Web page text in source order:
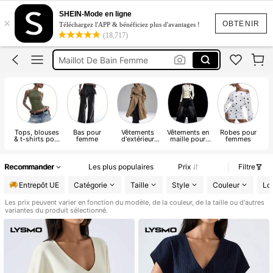
OBTENIR
×
SHEIN-Mode en ligne
Téléchargez l'APP & bénéficiez plus d'avantages !
(18,717)
Robe
Maillot De Bain
Maillot De Bain Femme
Maillot De Bain 2 Pieces
Robe
Tops, blouses
& t-shirts pour
Bas pour
femme
Vêtements
d'extérieur
Vêtements en
maille pour
Robes pour
femmes
Recommander Les plus populaires Prix
Filtre
Entrepôt UE
Catégorie Taille Style Couleur
Les prix peuvent varier en fonction du modèle, de la couleur, de la taille ou d'autres
variantes du produit sélectionné.